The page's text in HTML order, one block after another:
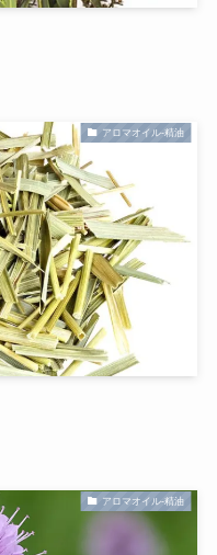
アロマオイル-精油
アロマオイル-精油